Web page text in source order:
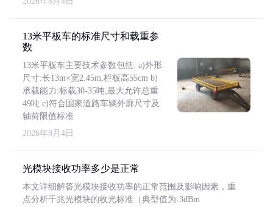
13米平板车的标准尺寸和载重参
数
13米平板车主要技术参数包括: a)外形
尺寸:长13m×宽2.45m,栏板高55cm b)
承载能力:标载30-35吨,最大允许总重
49吨 c)符合国家道路车辆外廓尺寸及
轴荷限值标准
2026年8月4日
光模块接收功率多少是正常
本文详细解答光模块接收功率的正常范围及影响因素，重
点分析千兆光模块的收光标准（典型值为-3dBm